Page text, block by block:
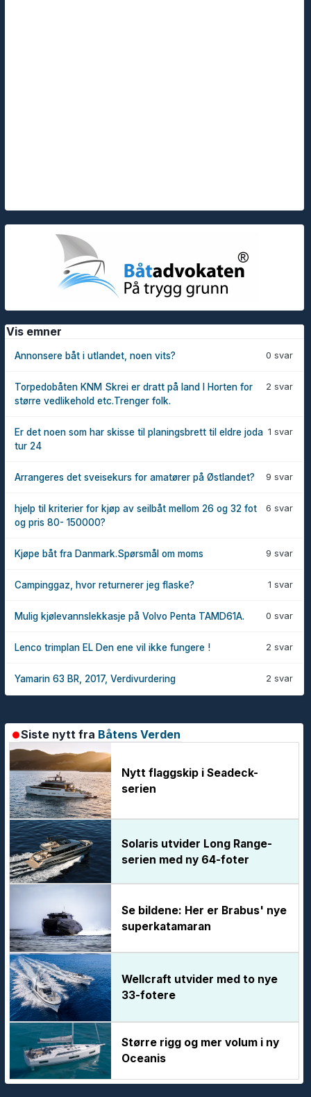
Vis emner
0 svar
Annonsere båt i utlandet, noen vits?
2 svar
Torpedobåten KNM Skrei er dratt på land I Horten for
større vedlikehold etc.Trenger folk.
1 svar
Er det noen som har skisse til planingsbrett til eldre joda
tur 24
9 svar
Arrangeres det sveisekurs for amatører på Østlandet?
6 svar
hjelp til kriterier for kjøp av seilbåt mellom 26 og 32 fot
og pris 80- 150000?
9 svar
Kjøpe båt fra Danmark.Spørsmål om moms
1 svar
Campinggaz, hvor returnerer jeg flaske?
0 svar
Mulig kjølevannslekkasje på Volvo Penta TAMD61A.
2 svar
Lenco trimplan EL Den ene vil ikke fungere !
2 svar
Yamarin 63 BR, 2017, Verdivurdering
Siste nytt fra Båtens Verden
Nytt flaggskip i Seadeck-
serien
Solaris utvider Long Range-
serien med ny 64-foter
Se bildene: Her er Brabus' nye
superkatamaran
Wellcraft utvider med to nye
33-fotere
Større rigg og mer volum i ny
Oceanis